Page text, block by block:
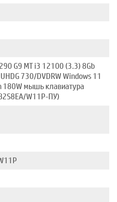
G9 MT i3 12100 (3.3) 8Gb
730/DVDRW Windows 11
180W мышь клавиатура
W11P-ПУ)